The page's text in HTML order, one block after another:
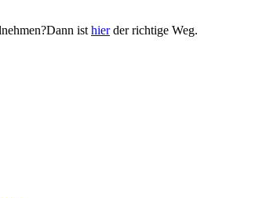
ist hierder richtige Weg.